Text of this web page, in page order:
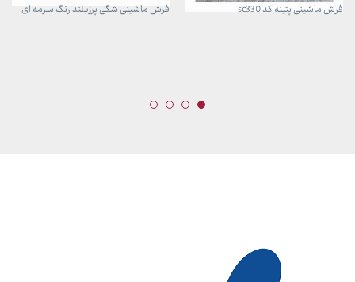
فرش ماشینی پتینه کد sc330
–محدوده
فرش ماشینی شگی پرزبلند رنگ سرمه ای
–محدوده